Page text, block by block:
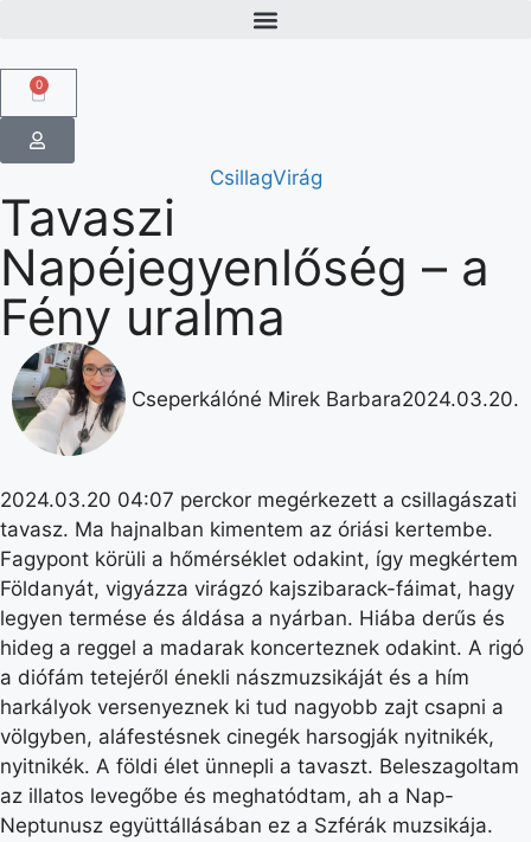
0
CsillagVirág
Tavaszi
Napéjegyenlőség – a
Fény uralma
Cseperkálóné Mirek Barbara2024.03.20.
2024.03.20 04:07 perckor megérkezett a csillagászati
tavasz. Ma hajnalban kimentem az óriási kertembe.
Fagypont körüli a hőmérséklet odakint, így megkértem
Földanyát, vigyázza virágzó kajszibarack-fáimat, hagy
legyen termése és áldása a nyárban. Hiába derűs és
hideg a reggel a madarak koncerteznek odakint. A rigó
a diófám tetejéről énekli nászmuzsikáját és a hím
harkályok versenyeznek ki tud nagyobb zajt csapni a
völgyben, aláfestésnek cinegék harsogják nyitnikék,
nyitnikék. A földi élet ünnepli a tavaszt. Beleszagoltam
az illatos levegőbe és meghatódtam, ah a Nap-
Neptunusz együttállásában ez a Szférák muzsikája.